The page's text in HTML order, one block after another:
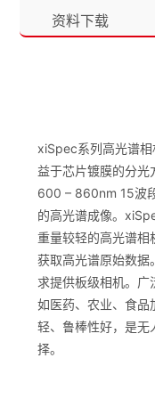
资料下载
xiSpec系列高光谱
益于芯片镀膜的分
600 – 860nm 15波
的高光谱成像。
重量较轻的高光谱相
获取高光谱原始数
求提供板级相机。广
如医药、农业、食品
轻、鲁棒性好，是无
择。